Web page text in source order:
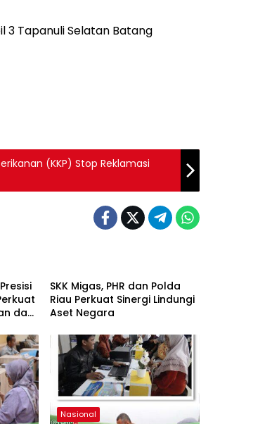
Tapanuli Selatan Batang
(KKP) Stop Reklamasi
dan
SKK Migas, PHR dan Polda
Riau Perkuat Sinergi Lindungi
Aset Negara
Nasional